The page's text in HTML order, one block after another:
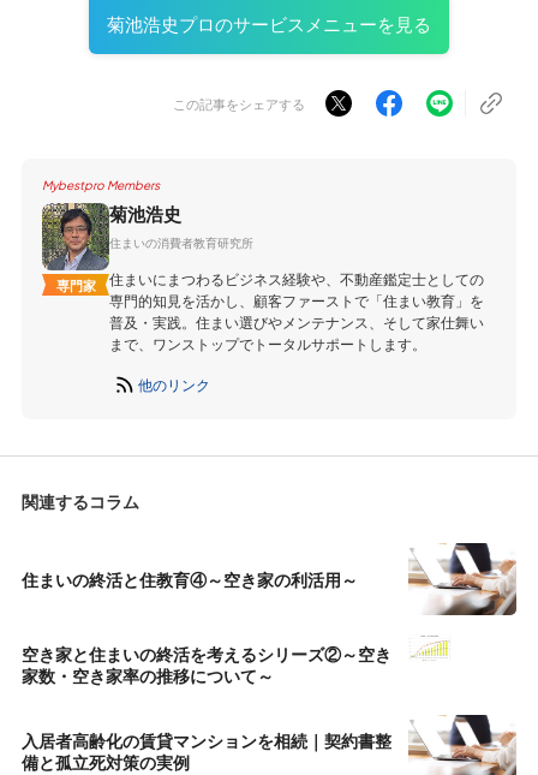
菊池浩史プロのサービスメニューを見る
この記事をシェアする
Mybestpro Members
専門家
菊池浩史
住まいの消費者教育研究所
住まいにまつわるビジネス経験や、不動産鑑定士としての
専門的知見を活かし、顧客ファーストで「住まい教育」を
普及・実践。住まい選びやメンテナンス、そして家仕舞い
まで、ワンストップでトータルサポートします。
他のリンク
関連するコラム
住まいの終活と住教育④～空き家の利活用～
空き家と住まいの終活を考えるシリーズ②～空き
家数・空き家率の推移について～
入居者高齢化の賃貸マンションを相続｜契約書整
備と孤立死対策の実例